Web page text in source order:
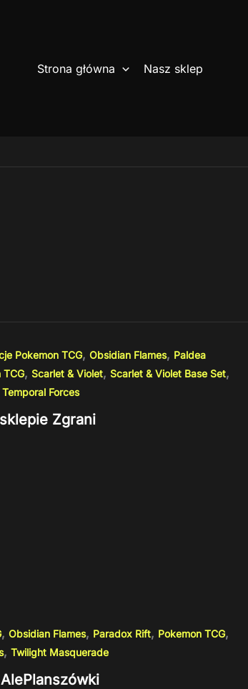
Strona główna Nasz sklep
Pokemon TCG, Obsidian Flames, Paldea
TCG, Scarlet & Violet, Scarlet & Violet Base Set,
Temporal Forces
Zgrani
, Obsidian Flames, Paradox Rift, Pokemon TCG,
, Twilight Masquerade